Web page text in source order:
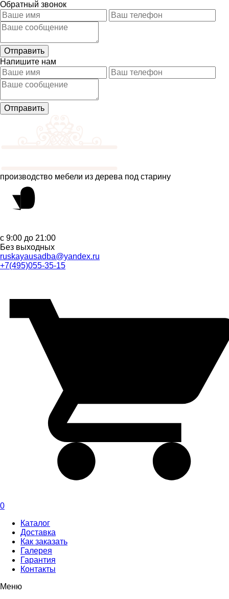
Обратный звонок
Напишите нам
производство мебели из дерева под старину
с 9:00 до 21:00
Без выходных
ruskayausadba@yandex.ru
+7(495)055-35-15
0
Каталог
Доставка
Как заказать
Галерея
Гарантия
Контакты
Меню